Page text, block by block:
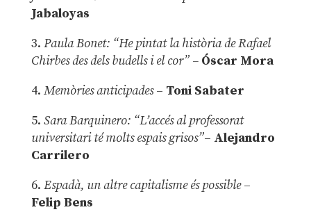
Jabaloyas
3. Paula Bonet: “He pintat la història de Rafael
Chirbes des dels budells i el cor” –Óscar Mora
4. Memòries anticipades– Toni Sabater
5. Sara Barquinero: “L’accés al professorat
universitari té molts espais grisos”– Alejandro
Carrilero
6. Espadà, un altre capitalisme és possible –
Felip Bens